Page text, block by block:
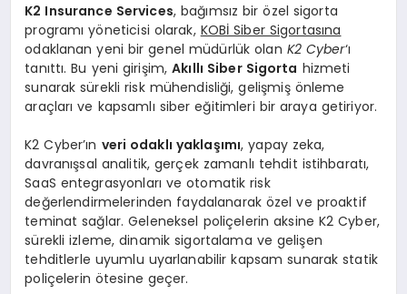
K2 Insurance Services, bağımsız bir özel sigorta
programı yöneticisi olarak, KOBİ Siber Sigortasına
odaklanan yeni bir genel müdürlük olan K2 Cyber‘ı
tanıttı. Bu yeni girişim,Akıllı Siber Sigorta hizmeti
sunarak sürekli risk mühendisliği, gelişmiş önleme
araçları ve kapsamlı siber eğitimleri bir araya getiriyor.
K2 Cyber’ın veri odaklı yaklaşımı, yapay zeka,
davranışsal analitik, gerçek zamanlı tehdit istihbaratı,
SaaS entegrasyonları ve otomatik risk
değerlendirmelerinden faydalanarak özel ve proaktif
teminat sağlar. Geleneksel poliçelerin aksine K2 Cyber,
sürekli izleme, dinamik sigortalama ve gelişen
tehditlerle uyumlu uyarlanabilir kapsam sunarak statik
poliçelerin ötesine geçer.